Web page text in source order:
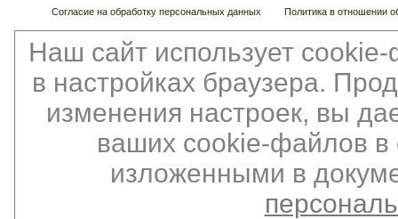
Согласие на обработку персональных данных Политика в отношении
Наш сайт использует
в настройках браузера.
изменения настроек, вы
ваших cookie-файлов в
изложенными в